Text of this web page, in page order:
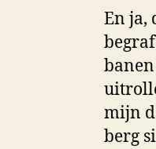
En ja,
mijn
berg